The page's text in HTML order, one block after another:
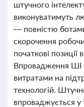
штучного
виконуватимуть
— повністю
скорочення
початкові
Впровадження ШІ
витратами на
технологій.
впроваджується у